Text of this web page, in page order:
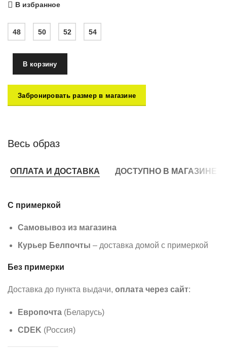
В избранное
48 50 52 54
В корзину
Забронировать размер в магазине
Весь образ
ОПЛАТА И ДОСТАВКА ДОСТУПНО В МАГАЗИНЕ
С примеркой
Самовывоз из магазина
Курьер Белпочты – доставка домой с примеркой
Без примерки
Доставка до пункта выдачи, оплата через сайт:
Европочта (Беларусь)
CDEK (Россия)